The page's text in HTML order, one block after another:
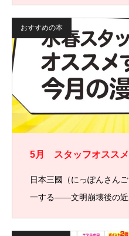
おすすめの本
5月 スタッフオスス
日本三國（にっぽんさん
一する――文明崩壊後の近